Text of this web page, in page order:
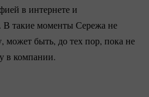
в интернете и
такие моменты Сережа не
может быть, до тех пор, пока не
в компании.